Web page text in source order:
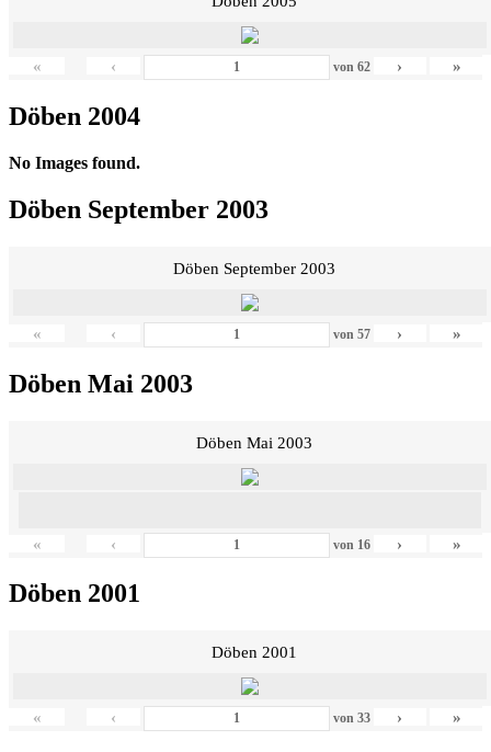
« ‹ von 62 › »
Döben 2004
No Images found.
Döben September 2003
Döben September 2003
« ‹ von 57 › »
Döben Mai 2003
Döben Mai 2003
« ‹ von 16 › »
Döben 2001
Döben 2001
« ‹ von 33 › »